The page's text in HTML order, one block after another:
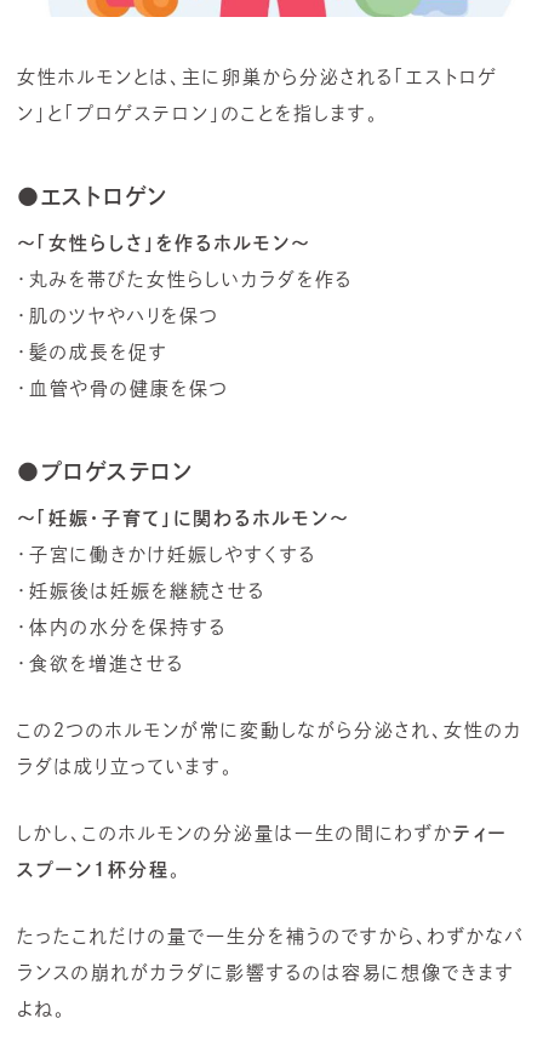
女性ホルモンとは、主に卵巣から分泌される「エストロゲ
ン」と「プロゲステロン」のことを指します。
●エストロゲン
～「女性らしさ」を作るホルモン～
・丸みを帯びた女性らしいカラダを作る
・肌のツヤやハリを保つ
・髪の成長を促す
・血管や骨の健康を保つ
●プロゲステロン
～「妊娠・子育て」に関わるホルモン～
・子宮に働きかけ妊娠しやすくする
・妊娠後は妊娠を継続させる
・体内の水分を保持する
・食欲を増進させる
この２つのホルモンが常に変動しながら分泌され、女性のカ
ラダは成り立っています。
しかし、このホルモンの分泌量は一生の間にわずかティー
スプーン1杯分程 。
たったこれだけの量で一生分を補うのですから、わずかなバ
ランスの崩れがカラダに影響するのは容易に想像できます
よね。